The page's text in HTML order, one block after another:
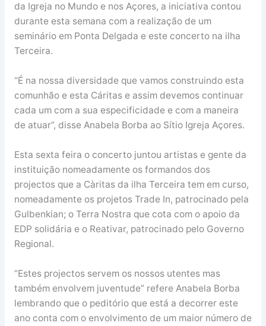
da Igreja no Mundo e nos Açores, a iniciativa contou
durante esta semana com a realização de um
seminário em Ponta Delgada e este concerto na ilha
Terceira.
“É na nossa diversidade que vamos construindo esta
comunhão e esta Cáritas e assim devemos continuar
cada um com a sua especificidade e com a maneira
de atuar”, disse Anabela Borba ao Sítio Igreja Açores.
Esta sexta feira o concerto juntou artistas e gente da
instituição nomeadamente os formandos dos
projectos que a Càritas da ilha Terceira tem em curso,
nomeadamente os projetos Trade In, patrocinado pela
Gulbenkian; o Terra Nostra que cota com o apoio da
EDP solidária e o Reativar, patrocinado pelo Governo
Regional.
“Estes projectos servem os nossos utentes mas
também envolvem juventude” refere Anabela Borba
lembrando que o peditório que está a decorrer este
ano conta com o envolvimento de um maior número de